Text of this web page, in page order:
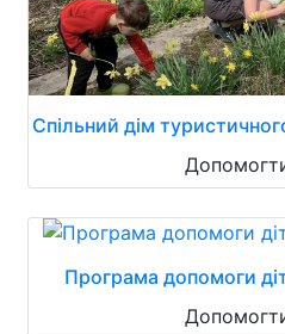
Спільний дім
Програма допомоги